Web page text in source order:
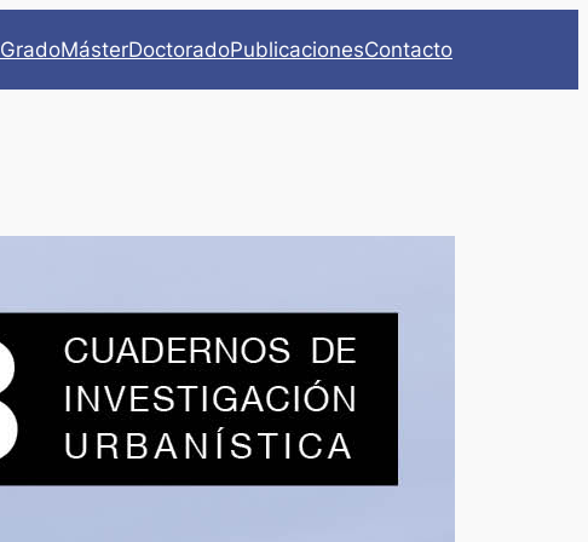
GradoMásterDoctoradoPublicacionesContacto